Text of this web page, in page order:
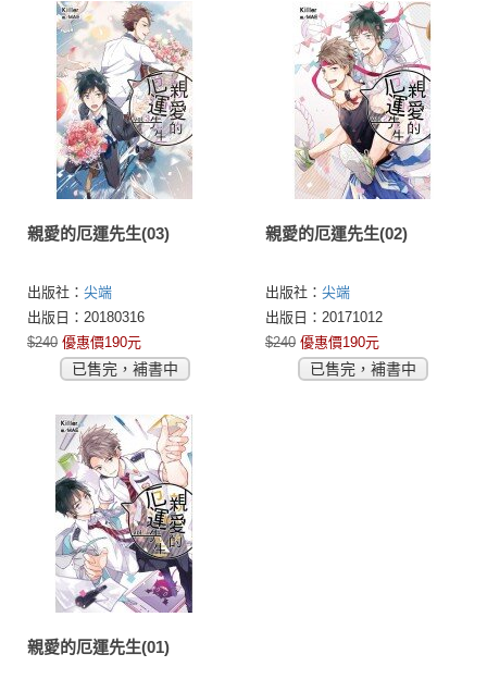
親愛的厄運先生(03)
出版社： 尖端
出版日：20180316
$240 優惠價190元
已售完，補書中
親愛的厄運先生(02)
出版社： 尖端
出版日：20171012
$240 優惠價190元
已售完，補書中
親愛的厄運先生(01)